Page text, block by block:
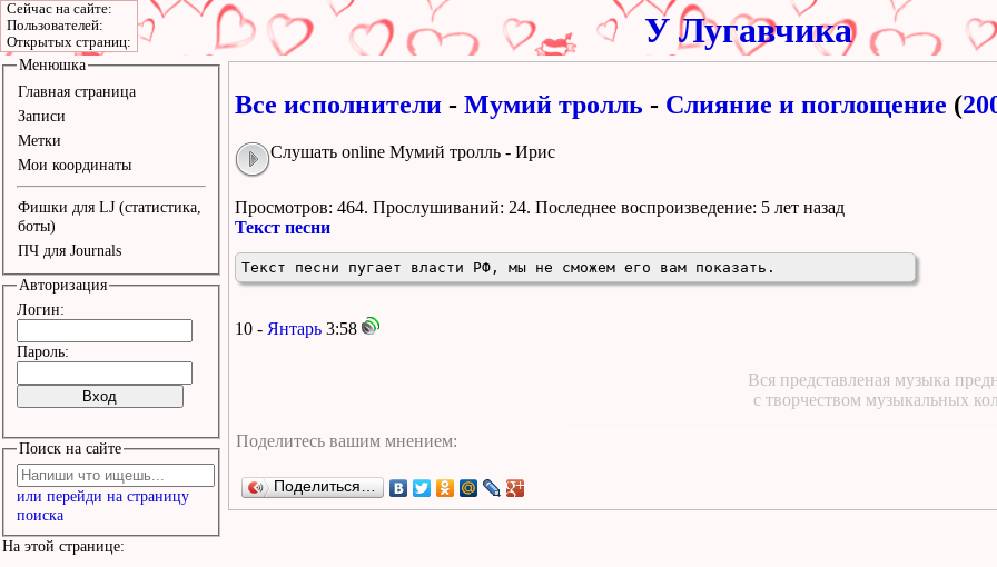
У Лугавчика
Все исполнители - Мумий тролль - Слияние и поглощение (
Слушать online Мумий тролль - Ирис
Просмотров: 464. Прослушиваний: 24. Поcледнее воспроизведение: 5 лет назад
Текст песни
Текст песни пугает власти РФ, мы не сможем его вам показать.
10 - Янтарь 3:58
Вся представленая музыка
с творчеством музыкальных
Поделиться…
Менюшка
Главная страница
Записи
Метки
Мои координаты
Фишки для LJ (статистика,
боты)
ПЧ для Journals
Авторизация
Логин:
Пароль:
Поиск на сайте
или перейди на страницу
поиска
На этой странице:
Сейчас на сайте:
Пользователей:
Открытых страниц: